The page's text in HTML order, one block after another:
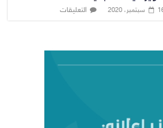
2020 التعليقات